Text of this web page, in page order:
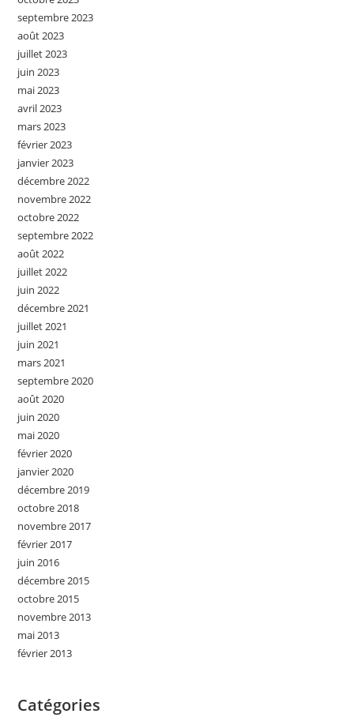
septembre 2023
août 2023
juillet 2023
juin 2023
mai 2023
avril 2023
mars 2023
février 2023
janvier 2023
décembre 2022
novembre 2022
octobre 2022
septembre 2022
août 2022
juillet 2022
juin 2022
décembre 2021
juillet 2021
juin 2021
mars 2021
septembre 2020
août 2020
juin 2020
mai 2020
février 2020
janvier 2020
décembre 2019
octobre 2018
novembre 2017
février 2017
juin 2016
décembre 2015
octobre 2015
novembre 2013
mai 2013
février 2013
Catégories